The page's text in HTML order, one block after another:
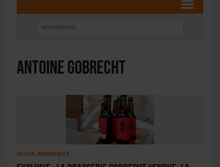
Antoine Gobrecht
ACTUS, BRASSERIES